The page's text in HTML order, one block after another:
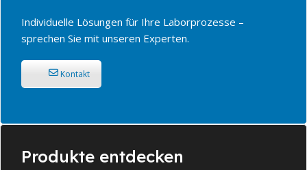
Individuelle Lösungen für Ihre Laborprozesse –
sprechen Sie mit unseren Experten.
Kontakt
Produkte entdecken